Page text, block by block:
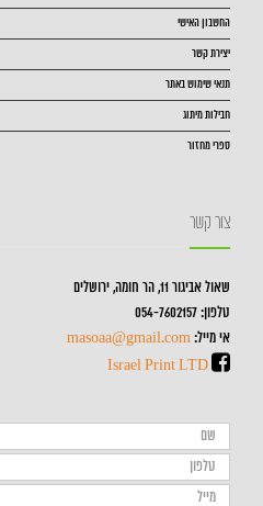
החשבון האישי
יצירת קשר
תנאי שימוש באתר
חבילות מיתוג
ספרי מחזור
צור קשר
שאול אביגור 11, הר חומה, ירושלים
טלפון: 054-7602157
אי מייל: masoaa@gmail.com
Israel Print LTD